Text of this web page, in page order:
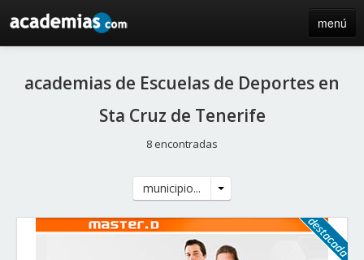
menú
blog
academias de Escuelas de Deportes en
Sta Cruz de Tenerife
8 encontradas
municipio...